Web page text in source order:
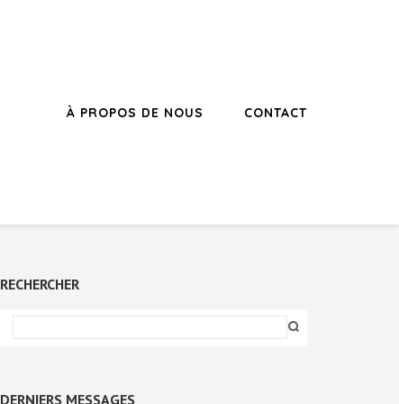
À PROPOS DE NOUS CONTACT
RECHERCHER
DERNIERS MESSAGES